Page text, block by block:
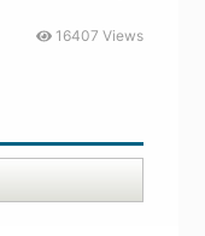
16407 Views